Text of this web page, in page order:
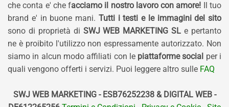
che conta e' che facciamo il nostro lavoro con amore! Il tuo
brand e' in buone mani. Tutti i testi e le immagini del sito
sono di proprietà di SWJ WEB MARKETING SL e pertanto
ne è proibito l'utilizzo non espressamente autorizzato. Non
siamo in alcun modo affiliati con le piattaforme social per i
quali vengono offerti i servizi. Puoi leggere altro sulle FAQ
SWJ WEB MARKETING - ESB76252238 & DIGITAL WEB -